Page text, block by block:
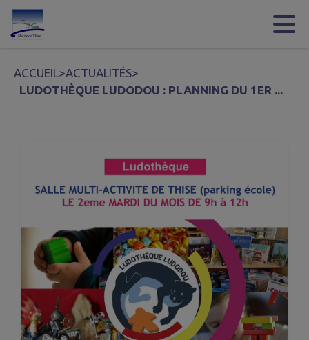
Contenu
ACCUEIL>ACTUALITÉS>
LUDOTHÈQUE LUDODOU : PLANNING DU 1ER ...